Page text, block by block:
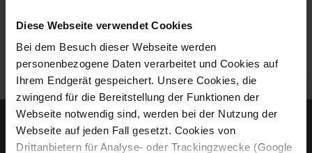
Diese Webseite verwendet Cookies
Bei dem Besuch dieser Webseite werden
personenbezogene Daten verarbeitet und Cookies auf
Ihrem Endgerät gespeichert. Unsere Cookies, die
zwingend für die Bereitstellung der Funktionen der
Webseite notwendig sind, werden bei der Nutzung der
Webseite auf jeden Fall gesetzt. Cookies von
Drittanbietern für Analyse- oder Trackingzwecke (Google
Sie haben Fragen rund um Gleitklebebänder? Dann
melden Sie sich jederzeit gern bei uns!